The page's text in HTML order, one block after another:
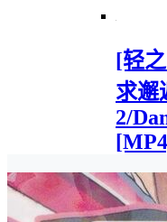
[轻
求邂
2/